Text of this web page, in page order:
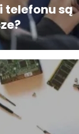
telefonu są